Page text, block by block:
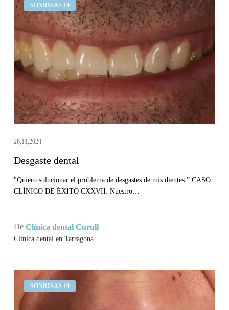
SONRISAS 10
dental
26,11,2024
Desgaste dental
"Quiero solucionar el problema de desgastes de mis dientes.” CASO
CLÍNICO DE ÉXITO CXXVII: Nuestro…
De Clínica dental Curull
Clínica dental en Tarragona
SONRISAS 10
sangran
las